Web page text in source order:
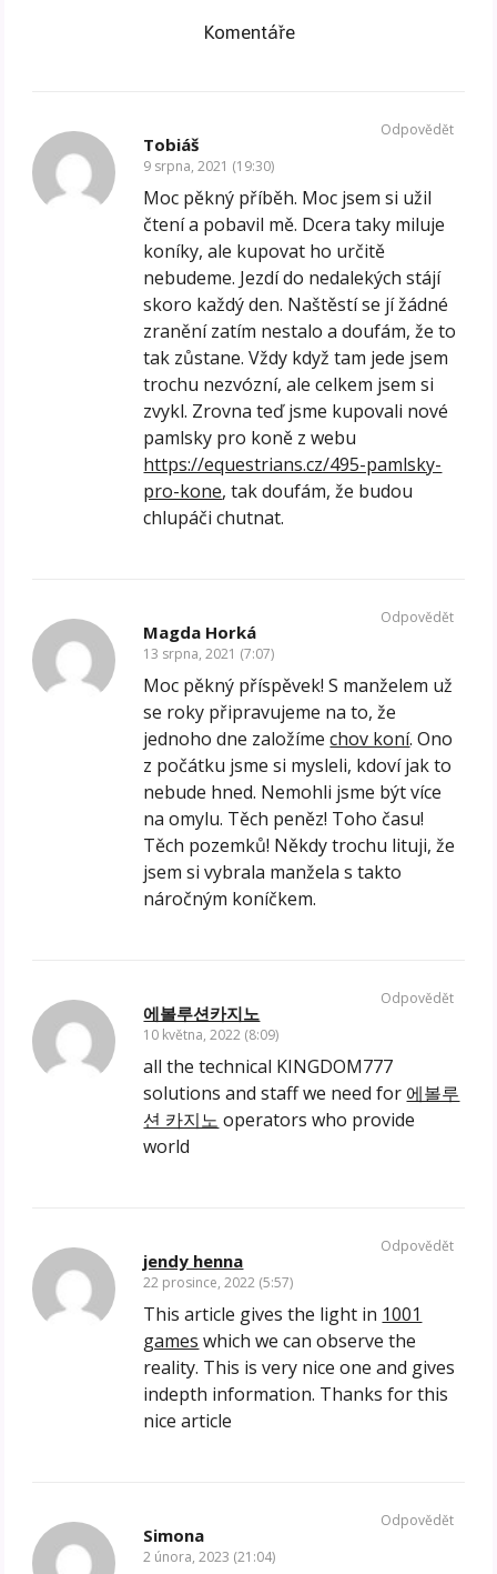
Komentáře
Tobiáš
9 srpna, 2021 (19:30)
Moc pěkný příběh. Moc jsem si užil
čtení a pobavil mě. Dcera taky miluje
koníky, ale kupovat ho určitě
nebudeme. Jezdí do nedalekých stájí
skoro každý den. Naštěstí se jí žádné
zranění zatím nestalo a doufám, že to
tak zůstane. Vždy když tam jede jsem
trochu nezvózní, ale celkem jsem si
zvykl. Zrovna teď jsme kupovali nové
pamlsky pro koně z webu
https://equestrians.cz/495-pamlsky-
pro-kone, tak doufám, že budou
chlupáči chutnat.
Odpovědět
Magda Horká
13 srpna, 2021 (7:07)
Moc pěkný příspěvek! S manželem už
se roky připravujeme na to, že
jednoho dne založímechov koní. Ono
z počátku jsme si mysleli, kdoví jak to
nebude hned. Nemohli jsme být více
na omylu. Těch peněz! Toho času!
Těch pozemků! Někdy trochu lituji, že
jsem si vybrala manžela s takto
náročným koníčkem.
Odpovědět
에볼루션카지노
10 května, 2022 (8:09)
all the technical KINGDOM777
solutions and staff we need for 에볼루
션 카지노 operators who provide
world
Odpovědět
jendy henna
22 prosince, 2022 (5:57)
This article gives the light in 1001
games which we can observe the
reality. This is very nice one and gives
indepth information. Thanks for this
nice article
Odpovědět
Simona
2 února, 2023 (21:04)
Odpovědět